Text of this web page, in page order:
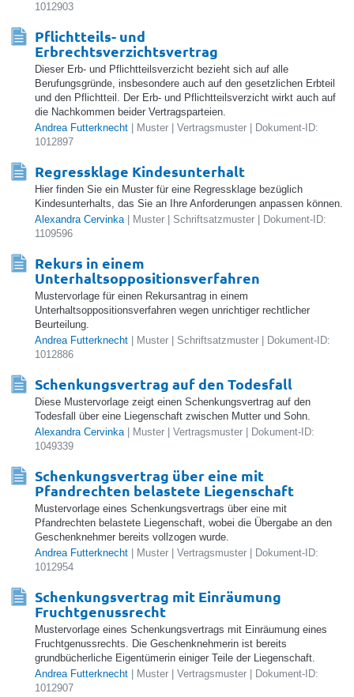
1012903
Pflichtteils- und
Erbrechtsverzichtsvertrag
Dieser Erb- und Pflichtteilsverzicht bezieht sich auf alle
Berufungsgründe, insbesondere auch auf den gesetzlichen Erbteil
und den Pflichtteil. Der Erb- und Pflichtteilsverzicht wirkt auch auf
die Nachkommen beider Vertragsparteien.
Andrea Futterknecht | Muster | Vertragsmuster | Dokument-ID:
1012897
Regressklage Kindesunterhalt
Hier finden Sie ein Muster für eine Regressklage bezüglich
Kindesunterhalts, das Sie an Ihre Anforderungen anpassen können.
Alexandra Cervinka| Muster | Schriftsatzmuster | Dokument-ID:
1109596
Rekurs in einem
Unterhaltsoppositionsverfahren
Mustervorlage für einen Rekursantrag in einem
Unterhaltsoppositionsverfahren wegen unrichtiger rechtlicher
Beurteilung.
Andrea Futterknecht | Muster | Schriftsatzmuster | Dokument-ID:
1012886
Schenkungsvertrag auf den Todesfall
Diese Mustervorlage zeigt einen Schenkungsvertrag auf den
Todesfall über eine Liegenschaft zwischen Mutter und Sohn.
Alexandra Cervinka| Muster | Vertragsmuster | Dokument-ID:
1049339
Schenkungsvertrag über eine mit
Pfandrechten belastete Liegenschaft
Mustervorlage eines Schenkungsvertrags über eine mit
Pfandrechten belastete Liegenschaft, wobei die Übergabe an den
Geschenknehmer bereits vollzogen wurde.
Andrea Futterknecht | Muster | Vertragsmuster | Dokument-ID:
1012954
Schenkungsvertrag mit Einräumung
Fruchtgenussrecht
Mustervorlage eines Schenkungsvertrags mit Einräumung eines
Fruchtgenussrechts. Die Geschenknehmerin ist bereits
grundbücherliche Eigentümerin einiger Teile der Liegenschaft.
Andrea Futterknecht | Muster | Vertragsmuster | Dokument-ID:
1012907